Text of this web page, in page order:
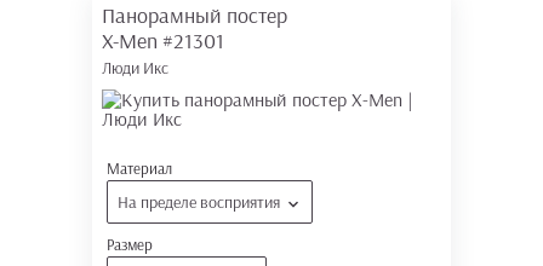
Панорамный постер
X-Men #21301
Люди Икс
Материал
На пределе восприятия
Размер